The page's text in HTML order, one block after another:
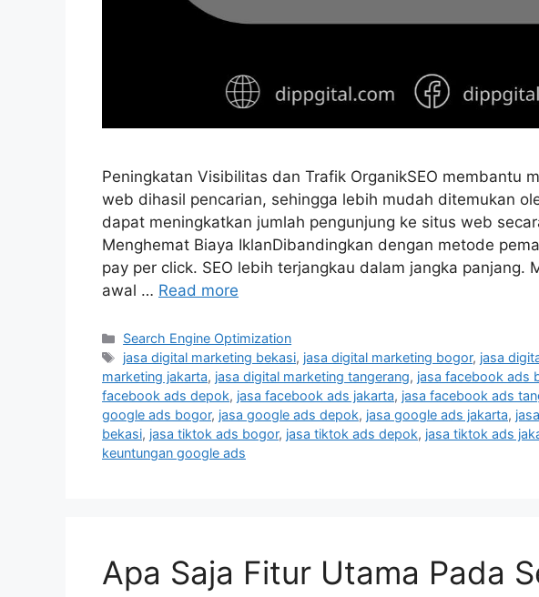
Peningkatan Visibilitas dan Trafik OrganikSEO membantu
web dihasil pencarian, sehingga lebih mudah ditemukan
dapat meningkatkan jumlah pengunjung ke situs web
Menghemat Biaya IklanDibandingkan dengan metode
pay per click. SEO lebih terjangkau dalam jangka panjang.
awal … Read more
Search Engine Optimization
jasa digital marketing bekasi, jasa digital marketing bogor, jasa
marketing jakarta, jasa digital marketing tangerang, jasa facebook ads
facebook ads depok, jasa facebook ads jakarta, jasa facebook ads
google ads bogor, jasa google ads depok, jasa google ads jakarta,
bekasi, jasa tiktok ads bogor, jasa tiktok ads depok, jasa tiktok ads
keuntungan google ads
Apa Saja Fitur Utama Pada